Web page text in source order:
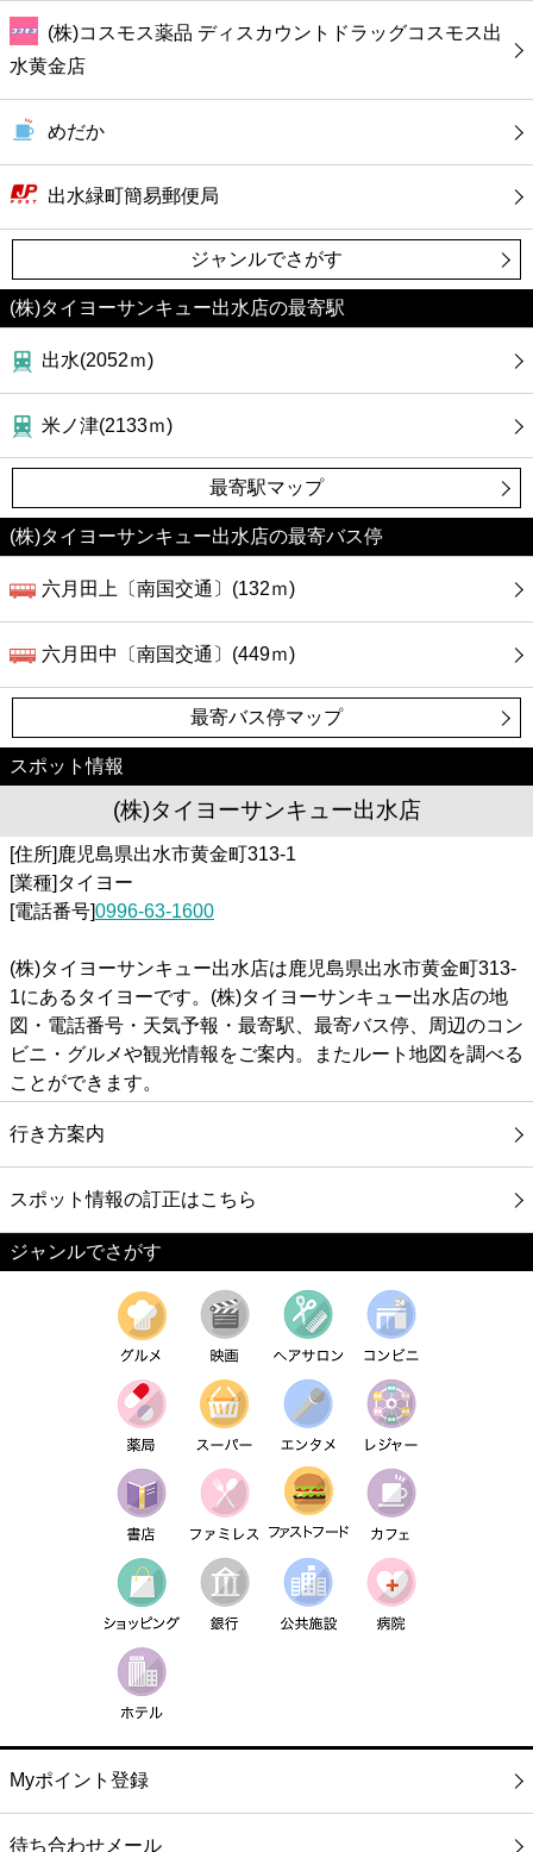
ホテル
(株)コスモス薬品 ディスカウントドラッグコスモス出
水黄金店
めだか
出水緑町簡易郵便局
ジャンルでさがす
(株)タイヨーサンキュー出水店の最寄駅
出水(2052ｍ)
米ノ津(2133ｍ)
最寄駅マップ
(株)タイヨーサンキュー出水店の最寄バス停
六月田上〔南国交通〕(132ｍ)
六月田中〔南国交通〕(449ｍ)
最寄バス停マップ
スポット情報
(株)タイヨーサンキュー出水店
[住所]鹿児島県出水市黄金町313-1
[業種]タイヨー
[電話番号]0996-63-1600
(株)タイヨーサンキュー出水店は鹿児島県出水市黄金町313-
1にあるタイヨーです。(株)タイヨーサンキュー出水店の地
図・電話番号・天気予報・最寄駅、最寄バス停、周辺のコン
ビニ・グルメや観光情報をご案内。またルート地図を調べる
ことができます。
行き方案内
スポット情報の訂正はこちら
ジャンルでさがす
Myポイント登録
待ち合わせメール